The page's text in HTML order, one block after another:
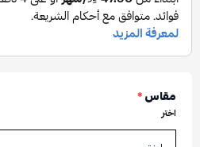
مقاس*
اختر